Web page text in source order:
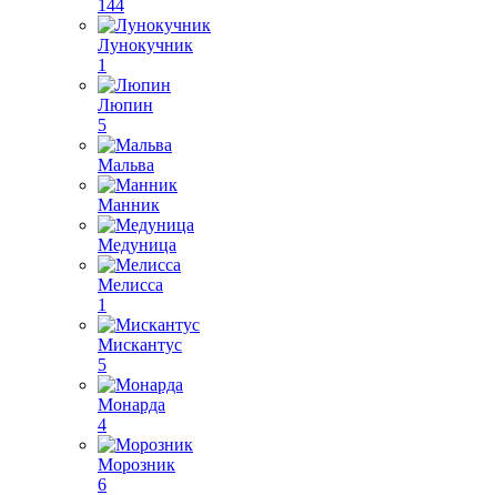
144
Лунокучник
1
Люпин
5
Мальва
Манник
Медуница
Мелисса
1
Мискантус
5
Монарда
4
Морозник
6